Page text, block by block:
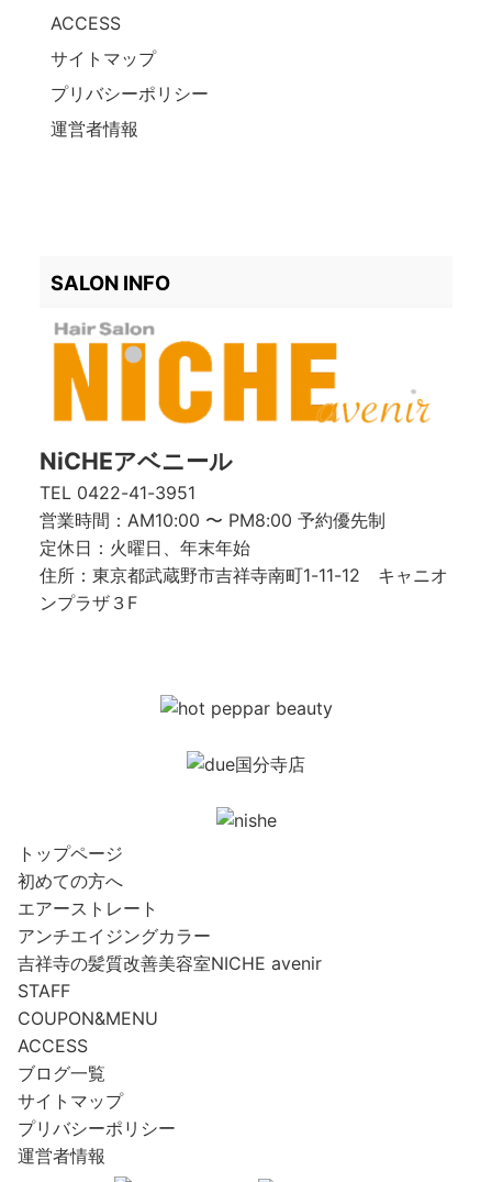
ACCESS
サイトマップ
プリバシーポリシー
運営者情報
SALON INFO
NiCHEアベニール
TEL 0422-41-3951
営業時間：AM10:00 〜 PM8:00 予約優先制
定休日：火曜日、年末年始
住所：東京都武蔵野市吉祥寺南町1-11-12 キャニオ
ンプラザ３F
トップページ
初めての方へ
エアーストレート
アンチエイジングカラー
吉祥寺の髪質改善美容室NICHE avenir
STAFF
COUPON&MENU
ACCESS
ブログ一覧
サイトマップ
プリバシーポリシー
運営者情報